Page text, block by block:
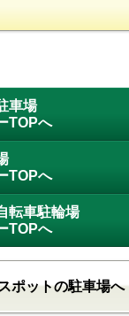
車場
TOPへ
TOPへ
転車駐輪場
TOPへ
ポットの駐車場へ